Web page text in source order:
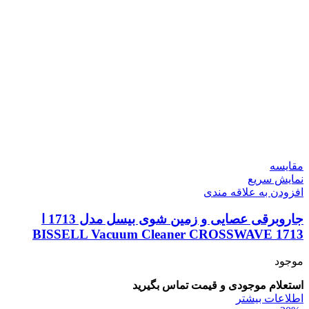
مقايسه
نمایش سریع
افزودن به علاقه مندی
BISSELL Vacuum Cleaner CROSSWAVE 1713
موجود
استعلام موجودی و قیمت تماس بگیرید
اطلاعات بیشتر